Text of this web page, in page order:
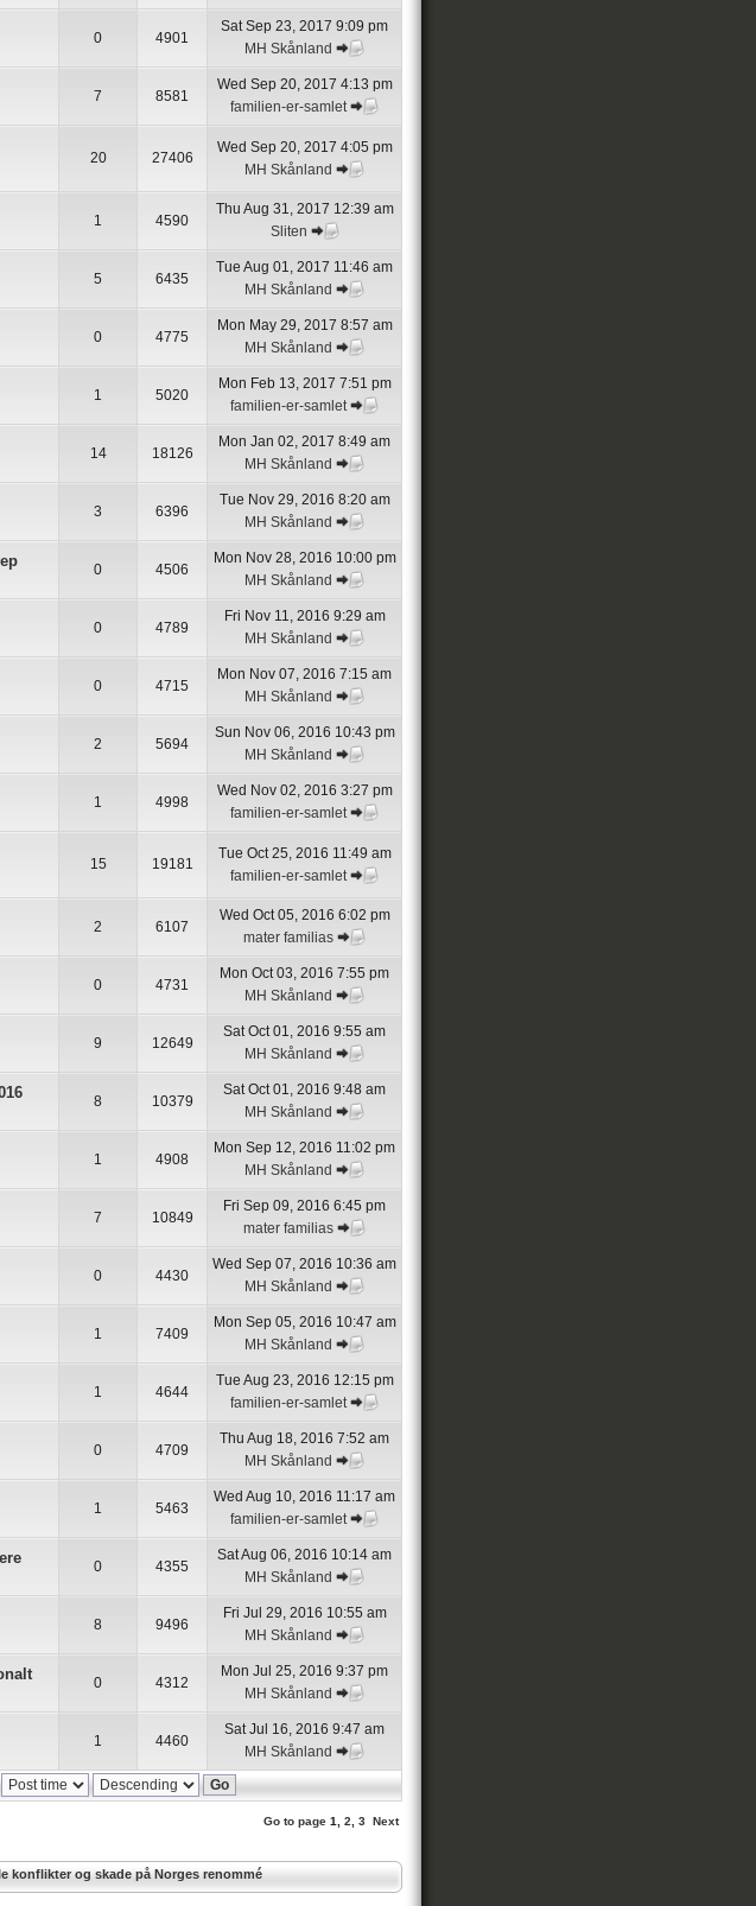
0 4901
Sat Sep 23, 2017 9:09 pm
MH Skånland
7 8581
Wed Sep 20, 2017 4:13 pm
familien-er-samlet
20 27406
Wed Sep 20, 2017 4:05 pm
MH Skånland
1 4590
Thu Aug 31, 2017 12:39 am
Sliten
5 6435
Tue Aug 01, 2017 11:46 am
MH Skånland
0 4775
Mon May 29, 2017 8:57 am
MH Skånland
1 5020
Mon Feb 13, 2017 7:51 pm
familien-er-samlet
14 18126
Mon Jan 02, 2017 8:49 am
MH Skånland
3 6396
Tue Nov 29, 2016 8:20 am
MH Skånland
0 4506
Mon Nov 28, 2016 10:00 pm
MH Skånland
0 4789
Fri Nov 11, 2016 9:29 am
MH Skånland
0 4715
Mon Nov 07, 2016 7:15 am
MH Skånland
2 5694
Sun Nov 06, 2016 10:43 pm
MH Skånland
1 4998
Wed Nov 02, 2016 3:27 pm
familien-er-samlet
15 19181
Tue Oct 25, 2016 11:49 am
familien-er-samlet
2 6107
Wed Oct 05, 2016 6:02 pm
mater familias
0 4731
Mon Oct 03, 2016 7:55 pm
MH Skånland
9 12649
Sat Oct 01, 2016 9:55 am
MH Skånland
8 10379
Sat Oct 01, 2016 9:48 am
MH Skånland
1 4908
Mon Sep 12, 2016 11:02 pm
MH Skånland
7 10849
Fri Sep 09, 2016 6:45 pm
mater familias
0 4430
Wed Sep 07, 2016 10:36 am
MH Skånland
1 7409
Mon Sep 05, 2016 10:47 am
MH Skånland
1 4644
Tue Aug 23, 2016 12:15 pm
familien-er-samlet
0 4709
Thu Aug 18, 2016 7:52 am
MH Skånland
1 5463
Wed Aug 10, 2016 11:17 am
familien-er-samlet
0 4355
Sat Aug 06, 2016 10:14 am
MH Skånland
8 9496
Fri Jul 29, 2016 10:55 am
MH Skånland
0 4312
Mon Jul 25, 2016 9:37 pm
MH Skånland
1 4460
Sat Jul 16, 2016 9:47 am
MH Skånland
Go to page 1 2 3 Next
konflikter og skade på Norges renommé